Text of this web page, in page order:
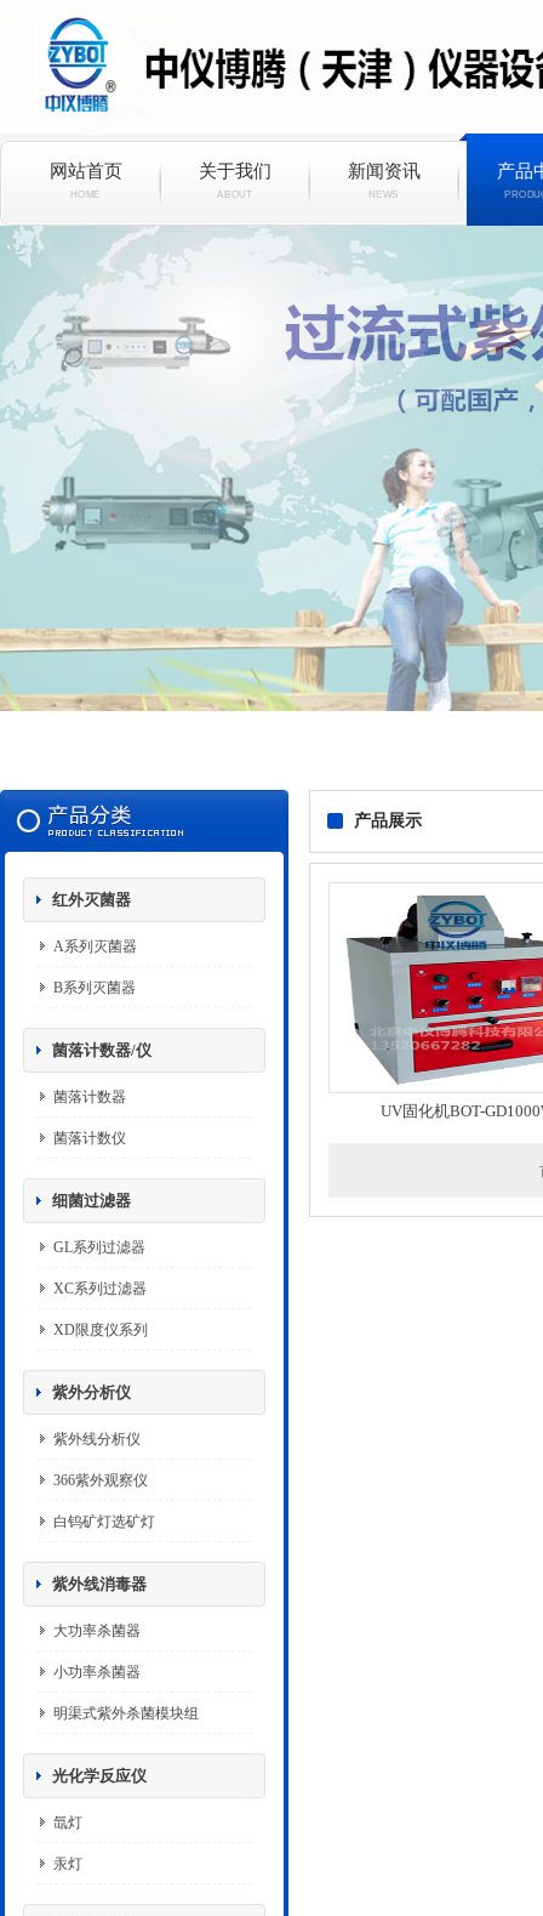
网站首页
HOME
关于我们
ABOUT
新闻资讯
NEWS
产品
红外灭菌器
A系列灭菌器
B系列灭菌器
菌落计数器/仪
菌落计数器
菌落计数仪
细菌过滤器
GL系列过滤器
XC系列过滤器
XD限度仪系列
紫外分析仪
紫外线分析仪
366紫外观察仪
白钨矿灯选矿灯
紫外线消毒器
大功率杀菌器
小功率杀菌器
明渠式紫外杀菌模块组
光化学反应仪
氙灯
汞灯
产品展示
UV固化机BOT-